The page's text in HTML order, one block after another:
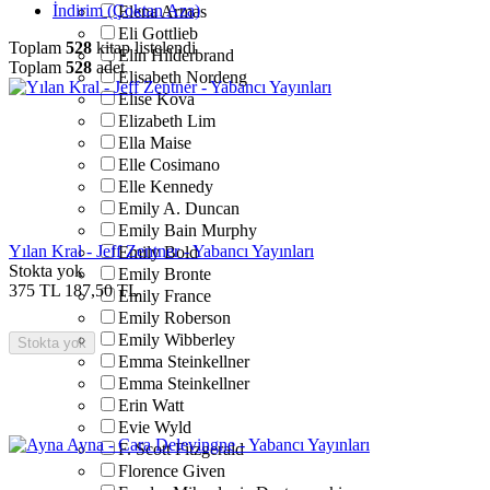
Elena Armas
Eli Gottlieb
Elin Hilderbrand
Elisabeth Nordeng
Elise Kova
Elizabeth Lim
Ella Maise
Elle Cosimano
Elle Kennedy
Emily A. Duncan
Emily Bain Murphy
Emily Bold
Emily Bronte
Emily France
Emily Roberson
Emily Wibberley
Emma Steinkellner
Emma Steinkellner
Erin Watt
Evie Wyld
F. Scott Fitzgerald
Florence Given
İndirim (Çoktan Aza)
Toplam 528 kitap listelendi
Toplam 528 adet
Yılan Kral - Jeff Zentner - Yabancı Yayınları
Stokta yok
375 TL 187,50 TL
Stokta yok